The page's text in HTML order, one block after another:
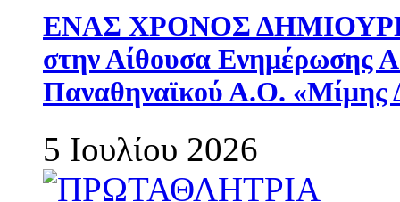
ΕΝΑΣ ΧΡΟΝΟΣ
στην Αίθουσα Ενημέρωσης
Παναθηναϊκού Α.Ο. «Μίμης
5 Ιουλίου 2026